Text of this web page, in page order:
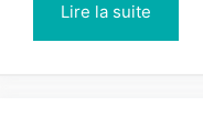
Lire la suite